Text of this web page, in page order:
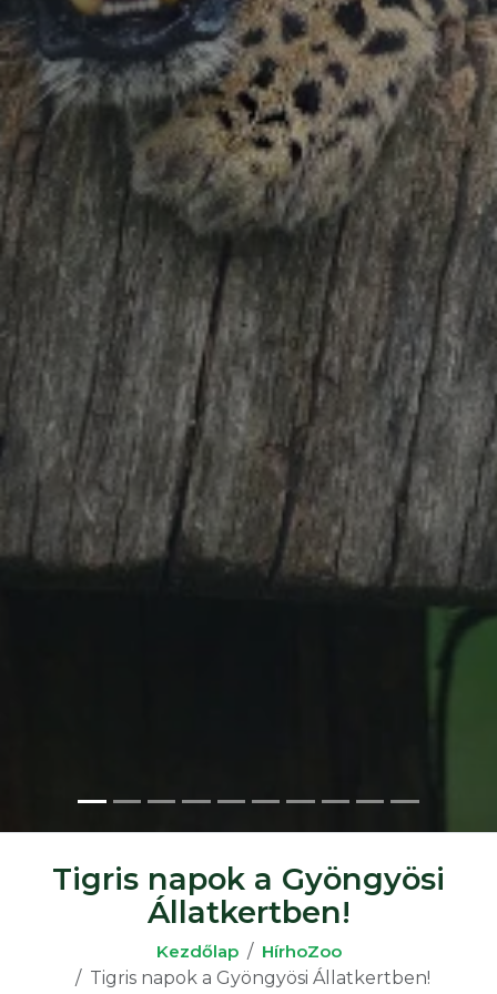
Tigris napok a Gyöngyösi
Állatkertben!
Kezdőlap
HírhoZoo
Tigris napok a Gyöngyösi Állatkertben!